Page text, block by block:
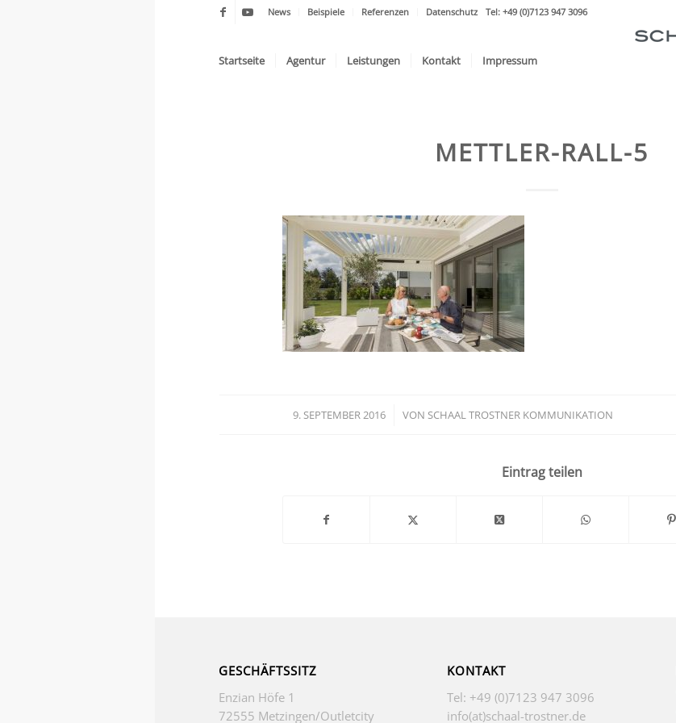
News Beispiele Referenzen Datenschutz Tel: +49 (0)7123 947 3096
Startseite Agentur Leistungen Kontakt Impressum
METTLER-RALL-5
9. SEPTEMBER 2016
/ VON SCHAAL TROSTNER KOMMUNIKATION
Eintrag teilen
GESCHÄFTSSITZ
Enzian Höfe 1
72555 Metzingen/Outletcity
KONTAKT
Tel: +49 (0)7123 947 3096
info(at)schaal-trostner.de